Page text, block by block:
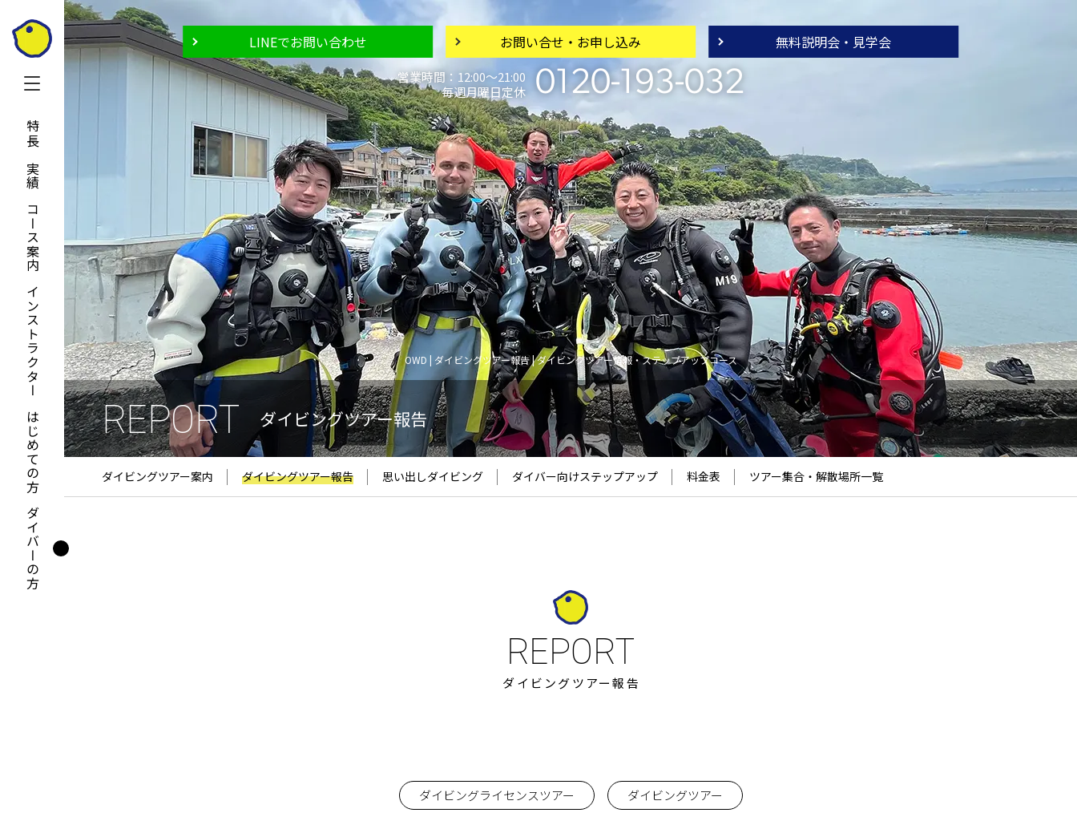
OWD | ダイビングツアー報告 | ダイビングツアー情報・ステップアップコース
LINEでお問い合わせ お問い合せ・ お申し込み 無料説明会・ 見学会
営業時間：12:00〜21:00
毎週月曜日定休 0120-193-032
特長と実績
コース案内
インストラクター
はじめての方
ダイバーの方
REPORT ダイビングツアー報告
ダイビングツアー案内 ダイビングツアー報告 思い出しダイビング ダイバー向けステップアップ 料金表 ツアー集合・解散場所一覧
ダイビングツアー報告
ダイビングライセンスツアー ダイビングツアー